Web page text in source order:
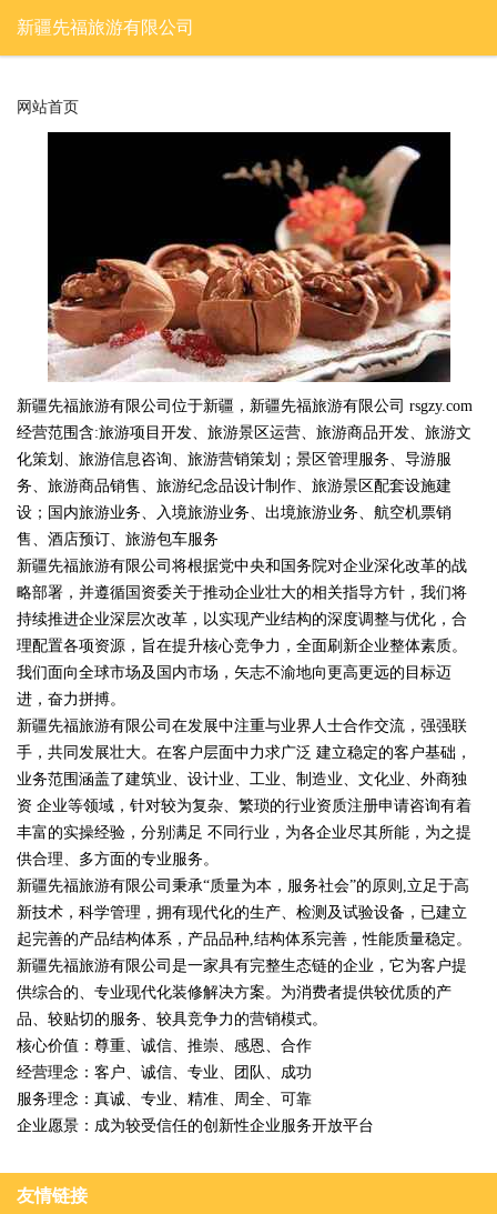
新疆先福旅游有限公司
网站首页
新疆先福旅游有限公司位于新疆，新疆先福旅游有限公司 rsgzy.com
经营范围含:旅游项目开发、旅游景区运营、旅游商品开发、旅游文
化策划、旅游信息咨询、旅游营销策划；景区管理服务、导游服
务、旅游商品销售、旅游纪念品设计制作、旅游景区配套设施建
设；国内旅游业务、入境旅游业务、出境旅游业务、航空机票销
售、酒店预订、旅游包车服务
新疆先福旅游有限公司将根据党中央和国务院对企业深化改革的战
略部署，并遵循国资委关于推动企业壮大的相关指导方针，我们将
持续推进企业深层次改革，以实现产业结构的深度调整与优化，合
理配置各项资源，旨在提升核心竞争力，全面刷新企业整体素质。
我们面向全球市场及国内市场，矢志不渝地向更高更远的目标迈
进，奋力拼搏。
新疆先福旅游有限公司在发展中注重与业界人士合作交流，强强联
手，共同发展壮大。在客户层面中力求广泛 建立稳定的客户基础，
业务范围涵盖了建筑业、设计业、工业、制造业、文化业、外商独
资 企业等领域，针对较为复杂、繁琐的行业资质注册申请咨询有着
丰富的实操经验，分别满足 不同行业，为各企业尽其所能，为之提
供合理、多方面的专业服务。
新疆先福旅游有限公司秉承“质量为本，服务社会”的原则,立足于高
新技术，科学管理，拥有现代化的生产、检测及试验设备，已建立
起完善的产品结构体系，产品品种,结构体系完善，性能质量稳定。
新疆先福旅游有限公司是一家具有完整生态链的企业，它为客户提
供综合的、专业现代化装修解决方案。为消费者提供较优质的产
品、较贴切的服务、较具竞争力的营销模式。
核心价值：尊重、诚信、推崇、感恩、合作
经营理念：客户、诚信、专业、团队、成功
服务理念：真诚、专业、精准、周全、可靠
企业愿景：成为较受信任的创新性企业服务开放平台
友情链接